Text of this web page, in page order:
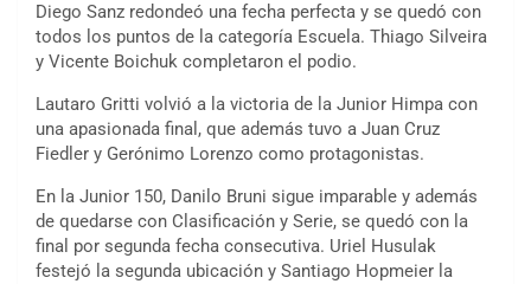
Diego Sanz redondeó una fecha perfecta y se quedó con
todos los puntos de la categoría Escuela. Thiago Silveira
y Vicente Boichuk completaron el podio.
Lautaro Gritti volvió a la victoria de la Junior Himpa con
una apasionada final, que además tuvo a Juan Cruz
Fiedler y Gerónimo Lorenzo como protagonistas.
En la Junior 150, Danilo Bruni sigue imparable y además
de quedarse con Clasificación y Serie, se quedó con la
final por segunda fecha consecutiva. Uriel Husulak
festejó la segunda ubicación y Santiago Hopmeier la